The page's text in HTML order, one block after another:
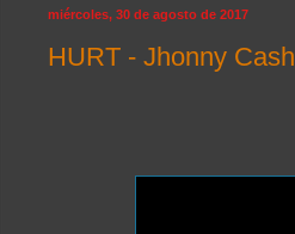
miércoles, 30 de agosto de 2017
HURT - Jhonny Cash